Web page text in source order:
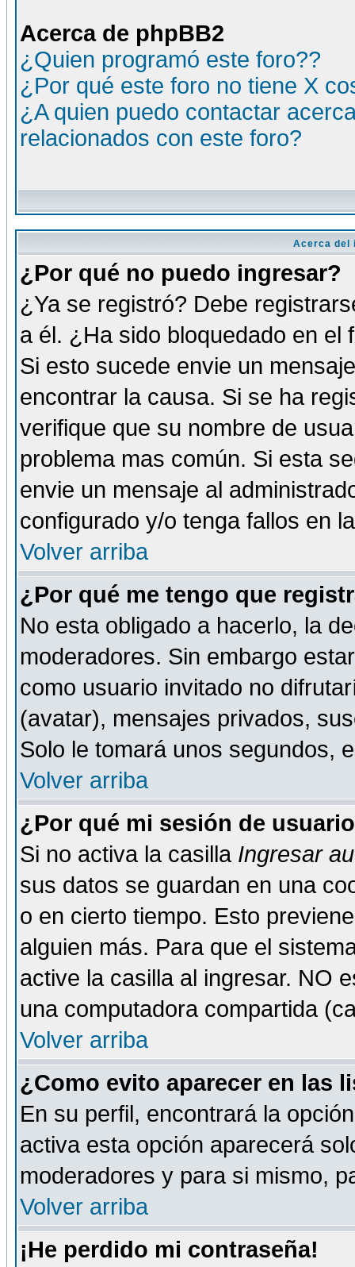
Acerca de phpBB2
¿Quien programó este foro??
¿Por qué este foro no tiene X
¿A quien puedo contactar
relacionados con este foro?
Acerca del
¿Por qué no puedo ingresar?
¿Ya se registró? Debe
a él. ¿Ha sido bloquedado en
Si esto sucede envie un
encontrar la causa. Si se ha
verifique que su nombre de
problema mas común. Si esta
envie un mensaje al
configurado y/o tenga fallos en
Volver arriba
¿Por qué me tengo que
No esta obligado a hacerlo, la
moderadores. Sin embargo
como usuario invitado no
(avatar), mensajes privados,
Solo le tomará unos segundos,
Volver arriba
¿Por qué mi sesión de
Si no activa la casilla Ingresar
sus datos se guardan en una
o en cierto tiempo. Esto
alguien más. Para que el
active la casilla al ingresar. NO
una computadora compartida
Volver arriba
¿Como evito aparecer en las
En su perfil, encontrará la
activa esta opción aparecerá
moderadores y para si mismo,
Volver arriba
¡He perdido mi contraseña!